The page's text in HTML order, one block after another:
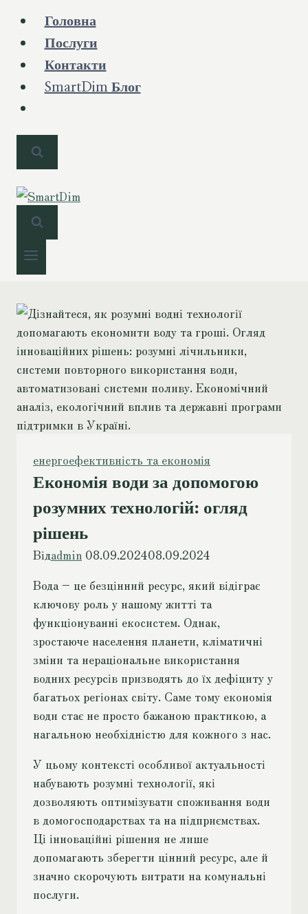
вмісту
Головна
Послуги
Контакти
SmartDim Блог
енергоефективність та економія
Економія води за допомогою
розумних технологій: огляд
рішень
Відadmin 08.09.202408.09.2024
Вода – це безцінний ресурс, який відіграє
ключову роль у нашому житті та
функціонуванні екосистем. Однак,
зростаюче населення планети, кліматичні
зміни та нераціональне використання
водних ресурсів призводять до їх дефіциту у
багатьох регіонах світу. Саме тому економія
води стає не просто бажаною практикою, а
нагальною необхідністю для кожного з нас.
У цьому контексті особливої актуальності
набувають розумні технології, які
дозволяють оптимізувати споживання води
в домогосподарствах та на підприємствах.
Ці інноваційні рішення не лише
допомагають зберегти цінний ресурс, але й
значно скорочують витрати на комунальні
послуги.